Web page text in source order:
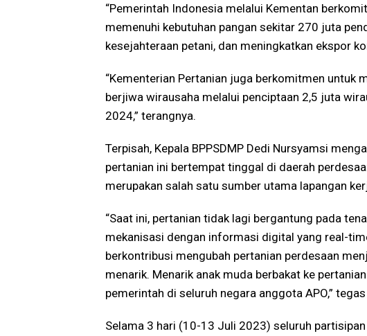
“Pemerintah Indonesia melalui Kementan
memenuhi kebutuhan pangan sekitar 270 juta
kesejahteraan petani, dan meningkatkan ekspor
“Kementerian Pertanian juga berkomitmen untuk
berjiwa wirausaha melalui penciptaan 2,5 juta
2024,” terangnya.
Terpisah, Kepala BPPSDMP Dedi Nursyamsi
pertanian ini bertempat tinggal di daerah
merupakan salah satu sumber utama lapangan
“Saat ini, pertanian tidak lagi bergantung pada
mekanisasi dengan informasi digital yang real-
berkontribusi mengubah pertanian perdesaan
menarik. Menarik anak muda berbakat ke
pemerintah di seluruh negara anggota APO,” tegas
Selama 3 hari (10-13 Juli 2023) seluruh